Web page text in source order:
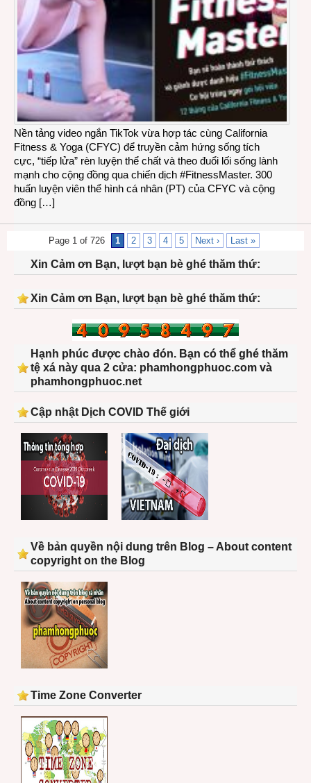
Nền tảng video ngắn TikTok vừa hợp tác cùng California
Fitness & Yoga (CFYC) để truyền cảm hứng sống tích
cực, “tiếp lửa” rèn luyện thể chất và theo đuổi lối sống lành
mạnh cho cộng đồng qua chiến dịch #FitnessMaster. 300
huấn luyện viên thể hình cá nhân (PT) của CFYC và cộng
đồng […]
Page 1 of 726 1 2 3 4 5 Next › Last »
Xin Cảm ơn Bạn, lượt bạn bè ghé thăm thứ:
Xin Cảm ơn Bạn, lượt bạn bè ghé thăm thứ:
Hạnh phúc được chào đón. Bạn có thể ghé thăm
tệ xá này qua 2 cửa: phamhongphuoc.com và
phamhongphuoc.net
Cập nhật Dịch COVID Thế giới
Về bản quyền nội dung trên Blog – About content
copyright on the Blog
Time Zone Converter